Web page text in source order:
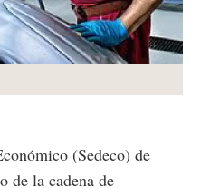
(Sedeco) de
de la cadena de